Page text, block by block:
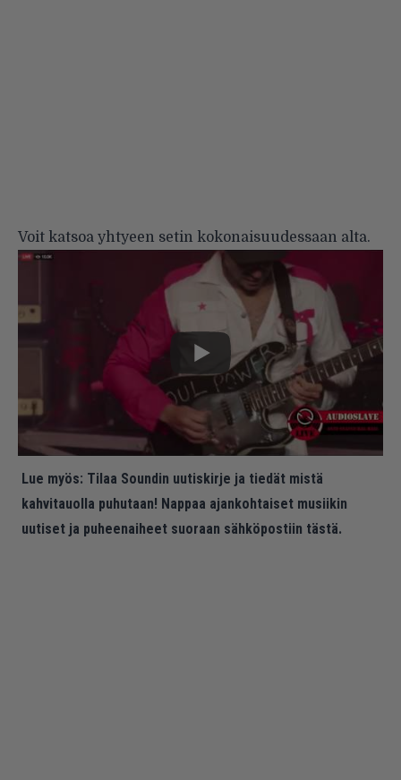
Voit katsoa yhtyeen setin kokonaisuudessaan alta.
Lue myös: Tilaa Soundin uutiskirje ja tiedät mistä
kahvitauolla puhutaan! Nappaa ajankohtaiset musiikin
uutiset ja puheenaiheet suoraan sähköpostiin tästä.